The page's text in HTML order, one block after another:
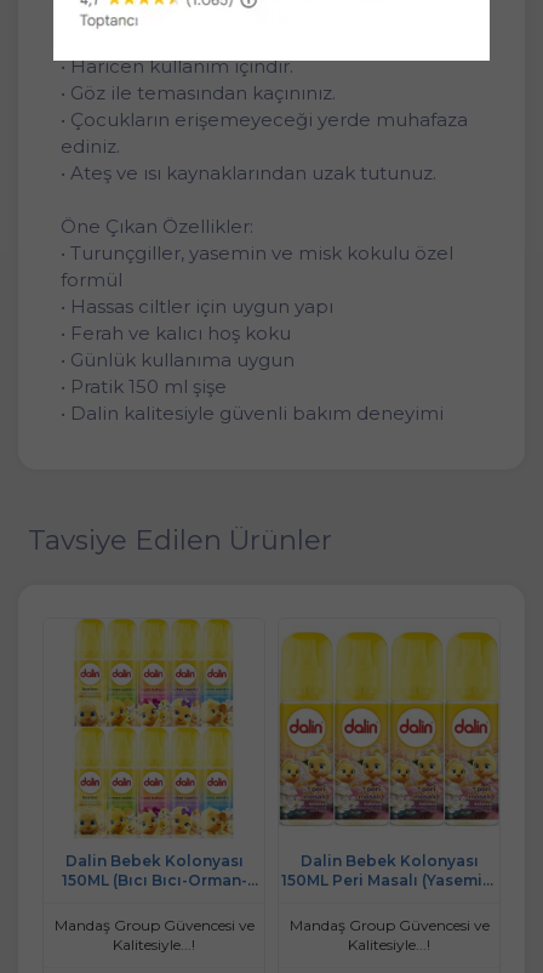
• Haricen kullanım içindir.
• Göz ile temasından kaçınınız.
• Çocukların erişemeyeceği yerde muhafaza
ediniz.
• Ateş ve ısı kaynaklarından uzak tutunuz.
Öne Çıkan Özellikler:
• Turunçgiller, yasemin ve misk kokulu özel
formül
• Hassas ciltler için uygun yapı
• Ferah ve kalıcı hoş koku
• Günlük kullanıma uygun
• Pratik 150 ml şişe
• Dalin kalitesiyle güvenli bakım deneyimi
Tavsiye Edilen Ürünler
Dalin Bebek Kolonyası
150ML (Bıcı Bıcı-Orman-
10 Lu Set
Mandaş Group Güvencesi ve
Kalitesiyle...!
Dalin Bebek Kolonyası
150ML Peri Masalı (Yasemin-
Kokulu) (4 Lü Set)
Mandaş Group Güvencesi ve
Kalitesiyle...!